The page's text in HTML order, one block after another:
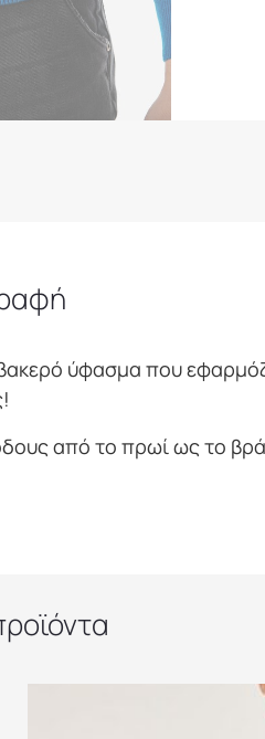
ύφασμα που
από το πρωί ως το